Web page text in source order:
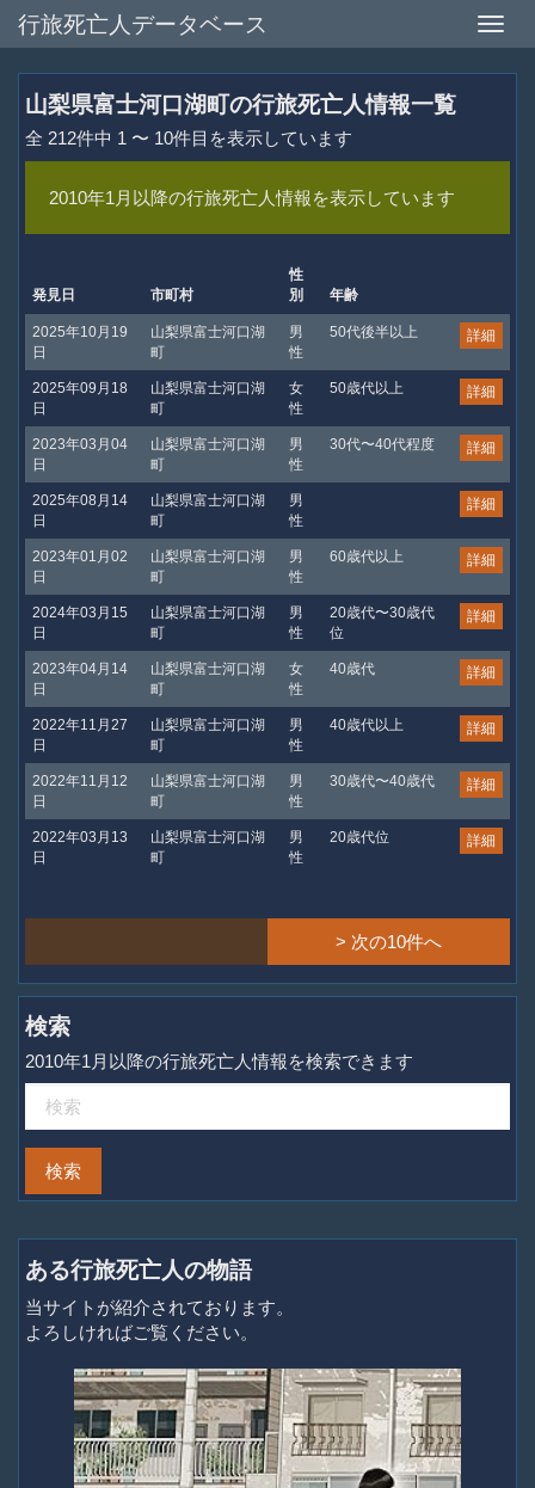
Toggle
行旅死亡人データベース
山梨県富士河口湖町の行旅死亡人情報一覧
全 212件中 1 〜 10件目を表示しています
2010年1月以降の行旅死亡人情報を表示しています
発見日 市町村
性
別
年齢
2025年10月19
日
山梨県富士河口湖
町
男
性
50代後半以上 詳細
2025年09月18
日
山梨県富士河口湖
町
女
性
50歳代以上 詳細
2023年03月04
日
山梨県富士河口湖
町
男
性
30代〜40代程度 詳細
2025年08月14
日
山梨県富士河口湖
町
男
性
詳細
2023年01月02
日
山梨県富士河口湖
町
男
性
60歳代以上 詳細
2024年03月15
日
山梨県富士河口湖
町
男
性
20歳代〜30歳代
位
詳細
2023年04月14
日
山梨県富士河口湖
町
女
性
40歳代 詳細
2022年11月27
日
山梨県富士河口湖
町
男
性
40歳代以上 詳細
2022年11月12
日
山梨県富士河口湖
町
男
性
30歳代〜40歳代 詳細
2022年03月13
日
山梨県富士河口湖
町
男
性
20歳代位 詳細
> 次の10件へ
検索
2010年1月以降の行旅死亡人情報を検索できます
ある行旅死亡人の物語
当サイトが紹介されております。
よろしければご覧ください。